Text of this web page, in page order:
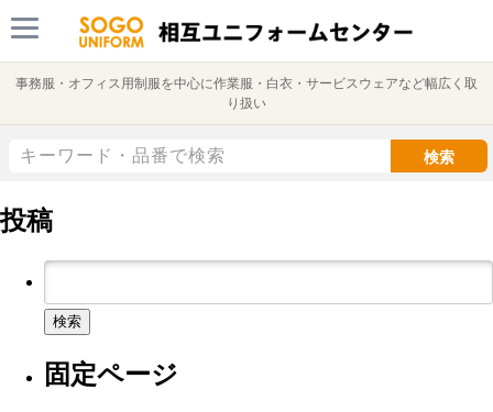
事務服・オフィス用制服を中心に作業服・白衣・サービスウェアなど幅広く取
り扱い
検索
投稿
検
固定ページ